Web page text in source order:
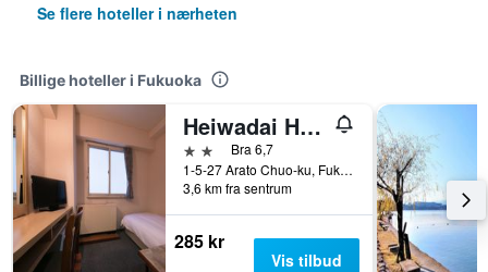
Se flere hoteller i nærheten
Billige hoteller i Fukuoka
Heiwadai Hotel Arato
2 stjernerBra 6,7
1-5-27 Arato Chuo-ku, Fukuoka, Japan
3,6 km fra sentrum
285 kr
Vis tilbud